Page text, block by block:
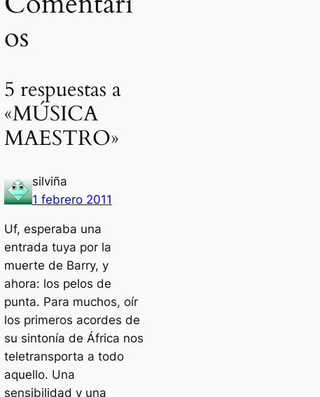
os
5 respuestas a
«MÚSICA
MAESTRO»
silviña
1 febrero 2011
Uf, esperaba una
entrada tuya por la
muerte de Barry, y
ahora: los pelos de
punta. Para muchos, oír
los primeros acordes de
su sintonía de África nos
teletransporta a todo
aquello. Una
sensibilidad y una